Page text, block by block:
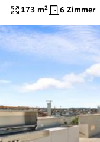
173 m² 6 Zimmer